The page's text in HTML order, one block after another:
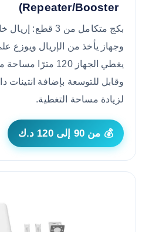
Repeater/Booster)
بكج متكامل من 3
وجهاز يأخذ من الإريال ويوزع على
يغطي الجهاز 120
لزيادة مساحة التغطية.
💰 من 90 إلى 120 د.ك